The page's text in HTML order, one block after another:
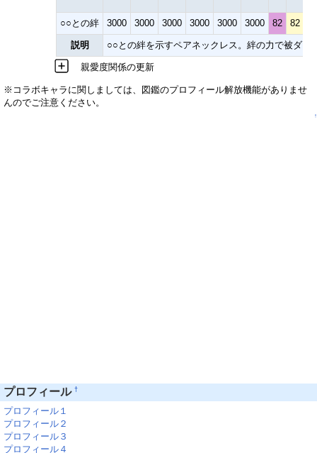
○○との絆 3000 3000 3000 3000 3000 3000 82 82
説明 ○○との絆を示すペアネックレス。絆の力で被ダメ
親愛度関係の更新
※コラボキャラに関しましては、図鑑のプロフィール解放機能がありませ
んのでご注意ください。
↑
プロフィール †
プロフィール１
プロフィール２
プロフィール３
プロフィール４